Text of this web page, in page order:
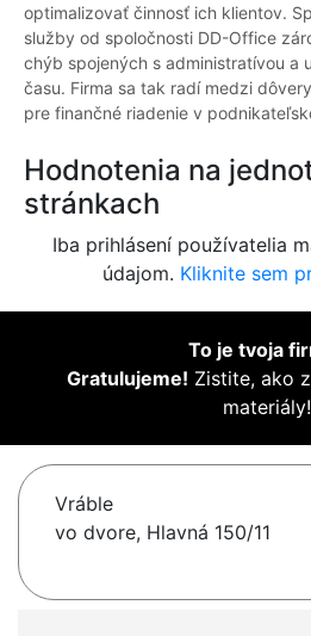
optimalizovať činnosť ich klientov.
služby od spoločnosti DD-Office
chýb spojených s administratívou a
času. Firma sa tak radí medzi
pre finančné riadenie v
Hodnotenia na
stránkach
Iba prihlásení používatelia
údajom. Kliknite sem
To je tvoja
Gratulujeme! Zistite, ako
materiály!
Vráble
vo dvore, Hlavná 150/11